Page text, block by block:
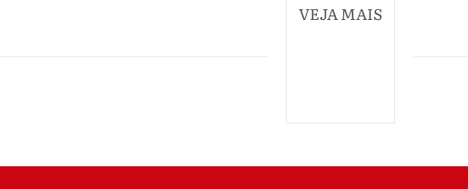
VEJA MAIS